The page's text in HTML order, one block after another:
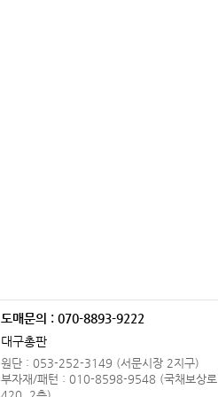
도매문의 : 070-8893-9222
대구총판
원단 : 053-252-3149 (서문시장 2지구)
부자재/패턴 : 010-8598-9548 (국채보상로